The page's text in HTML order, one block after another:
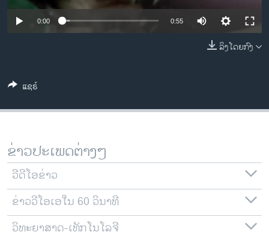
ຊຸມຊົນຊາວລາວ
ວິທະຍາສາດ-ເທັກໂນໂລຈີ
ພາສາອັງກິດ
ລາຍການກະຈາຍສຽງ
ລາຍງານ
ຕິດຕາມພວກເຮົາ ທີ່
ພາສາຕ່າງໆ
0:00 0:55
ລິງໂດຍກົງ
ແຊຣ໌
ຂ່າວປະເພດຕ່າງໆ
ວີດີໂອຂ່າວ
ຂ່າວວີໂອເອໃນ 60 ວິນາທີ
ວິທະຍາສາດ-ເທັກໂນໂລຈີ